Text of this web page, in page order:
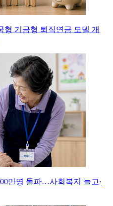
형 기금형 퇴직연금 모델 개
만명 돌파…사회복지 늘고·